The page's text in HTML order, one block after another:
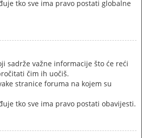
tko sve ima pravo postati globalne
sadrže važne informacije što će reći
čim ih uočiš.
stranice foruma na kojem su
tko sve ima pravo postati obavijesti.